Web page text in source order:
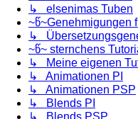
↳ elsenimas Tuben
~წ~Genehmigungen
↳
~წ~ sternchens
↳ Meine eigenen
↳ Animationen PI
↳ Animationen PSP
↳ Blends PI
↳ Blends PSP